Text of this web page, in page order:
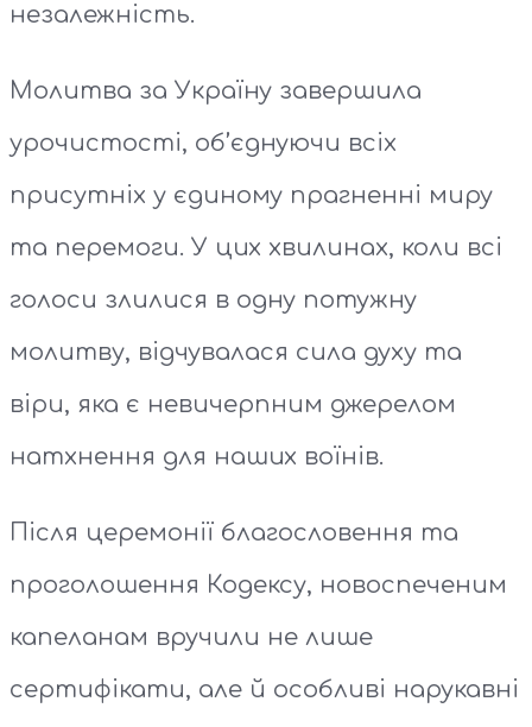
незалежність.
Молитва за Україну завершила
урочистості, об’єднуючи всіх
присутніх у єдиному прагненні миру
та перемоги. У цих хвилинах, коли всі
голоси злилися в одну потужну
молитву, відчувалася сила духу та
віри, яка є невичерпним джерелом
натхнення для наших воїнів.
Після церемонії благословення та
проголошення Кодексу, новоспеченим
капеланам вручили не лише
сертифікати, але й особливі нарукавні